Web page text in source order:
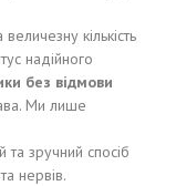
кількість
надійного
без відмови
Ми лише
зручний спосіб
нервів.